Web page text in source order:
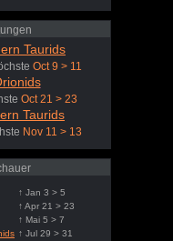
Taurids
Oct 9 > 11
Oct 21 > 23
Taurids
Nov 11 > 13
↑ Jan 3 > 5
↑ Apr 21 > 23
↑ Mai 5 > 7
↑ Jul 29 > 31